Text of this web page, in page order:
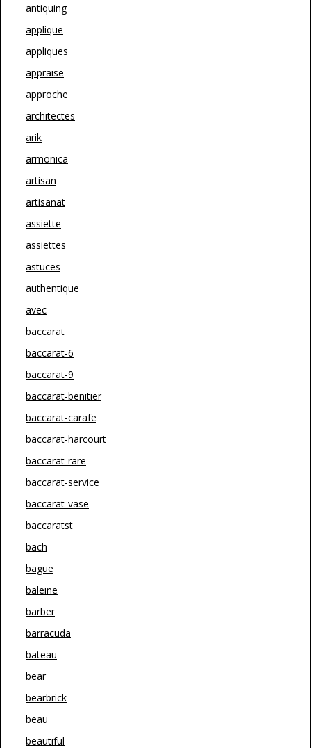
antiquing
applique
appliques
appraise
approche
architectes
arik
armonica
artisan
artisanat
assiette
assiettes
astuces
authentique
avec
baccarat
baccarat-6
baccarat-9
baccarat-benitier
baccarat-carafe
baccarat-harcourt
baccarat-rare
baccarat-service
baccarat-vase
baccaratst
bach
bague
baleine
barber
barracuda
bateau
bear
bearbrick
beau
beautiful